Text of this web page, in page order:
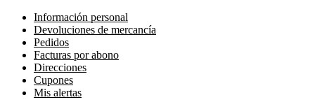
Información personal
Devoluciones de mercancía
Pedidos
Facturas por abono
Direcciones
Cupones
Mis alertas